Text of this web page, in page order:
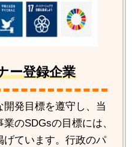
ー登録企業
発目標を遵守し、当
のSDGsの目標には、
げています。行政のパ